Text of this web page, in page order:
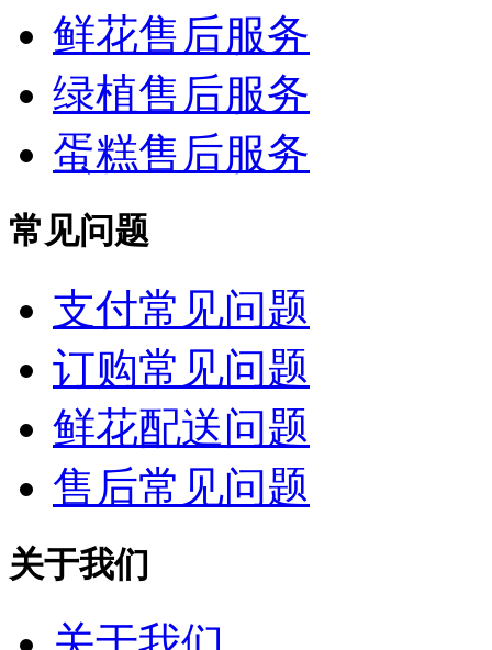
鲜花售后服务
绿植售后服务
蛋糕售后服务
常见问题
支付常见问题
订购常见问题
鲜花配送问题
售后常见问题
关于我们